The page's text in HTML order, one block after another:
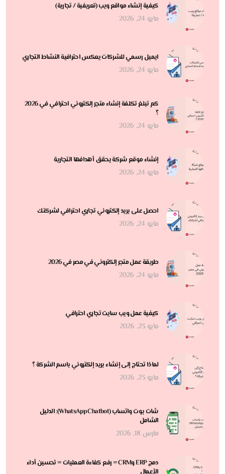
كيفية إنشاء مواقع ويب (تعريفية / تجارية)
مايو 24, 2026
ايميل رسمي للشركات يعكس احترافية النشاط التجاري
مايو 24, 2026
كم تبلغ تكلفة إنشاء متجر إلكتروني احترافي في 2026
؟
مايو 24, 2026
إنشاء موقع شركة يحقق أهدافها التجارية
مايو 24, 2026
احصل على بريد إلكتروني تجاري احترافي لشركتك
مايو 24, 2026
طريقة عمل متجر إلكتروني في مصر في 2026
مايو 24, 2026
كيفية عمل ويب سايت تجاري احترافي
مايو 23, 2026
لماذا تحتاج إلى إنشاء بريد إلكتروني باسم الشركة ؟
مايو 23, 2026
شات بوت واتساب (WhatsApp Chatbot): الدليل
الشامل
مارس 18, 2026
دمج ERP وCRM = رفع كفاءة العمليات = تحسين أداء
الأعمال